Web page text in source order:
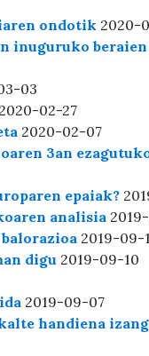
ondotik 2020-
inuguruko
03
2020-02-27
2020-02-07
3an
epaiak?
analisia
2019-09-
digu 2019-09-10
2019-09-07
handiena